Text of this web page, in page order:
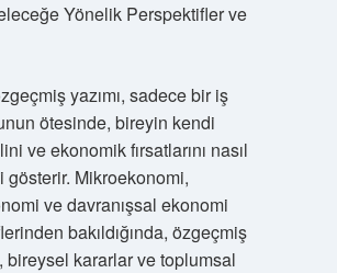
Yönelik Perspektifler ve
yazımı, sadece bir iş
ötesinde, bireyin kendi
ve ekonomik fırsatlarını nasıl
gösterir. Mikroekonomi,
ve davranışsal ekonomi
bakıldığında, özgeçmiş
bireysel kararlar ve toplumsal